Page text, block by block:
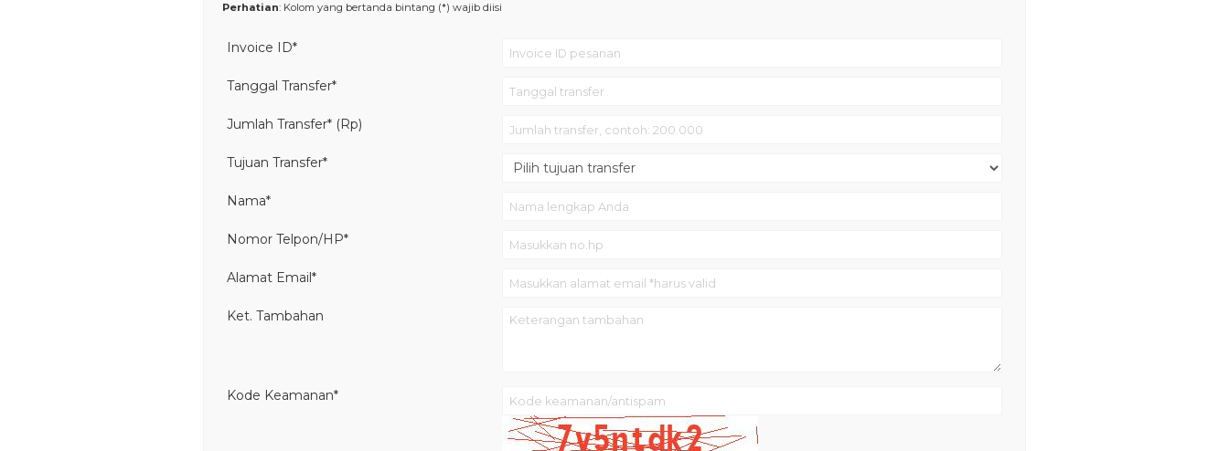
Perhatian: Kolom yang bertanda bintang (*) wajib diisi
Invoice ID*
Tanggal Transfer*
Jumlah Transfer* (Rp)
Tujuan Transfer*
Nama*
Nomor Telpon/HP*
Alamat Email*
Ket. Tambahan
Kode Keamanan*